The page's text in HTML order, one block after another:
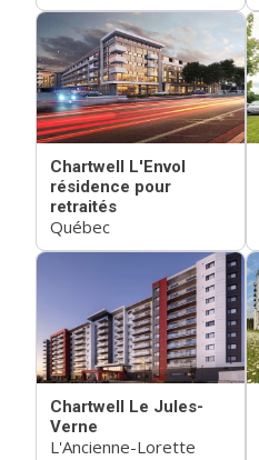
Chartwell L'Envol
résidence pour
retraités
Québec
Chartwell Le Jules-
Verne
L'Ancienne-Lorette